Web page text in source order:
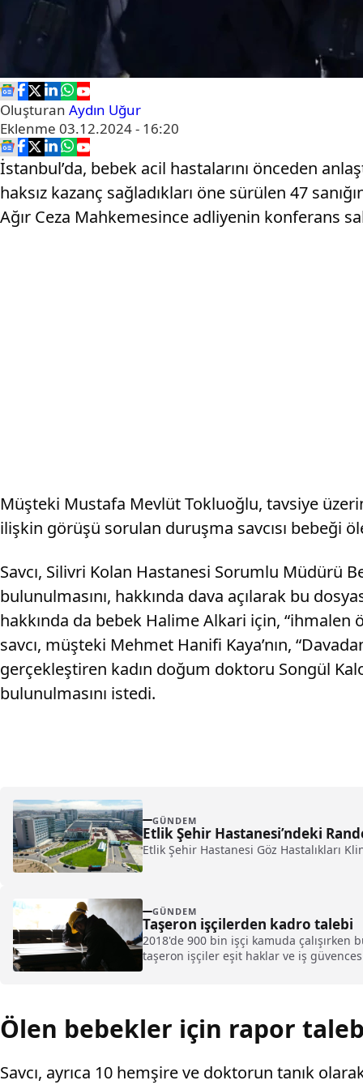
Oluşturan Aydın Uğur
Eklenme 03.12.2024 - 16:20
İstanbul’da, bebek acil hastalarını önceden
haksız kazanç sağladıkları öne sürülen 47
Ağır Ceza Mahkemesince adliyenin konferans
Müşteki Mustafa Mevlüt Tokluoğlu, tavsiye
ilişkin görüşü sorulan duruşma savcısı bebeği
Savcı, Silivri Kolan Hastanesi Sorumlu Müdürü
bulunulmasını, hakkında dava açılarak bu
hakkında da bebek Halime Alkari için, “ihmalen
savcı, müşteki Mehmet Hanifi Kaya’nın,
gerçekleştiren kadın doğum doktoru Songül
bulunulmasını istedi.
GÜNDEM
Etlik Şehir Hastanesi’ndeki
Etlik Şehir Hastanesi Göz Hastalıkları
GÜNDEM
Taşeron işçilerden kadro talebi
2018'de 900 bin işçi kamuda çalışırken
taşeron işçiler eşit haklar ve iş
Ölen bebekler için rapor
Savcı, ayrıca 10 hemşire ve doktorun tanık